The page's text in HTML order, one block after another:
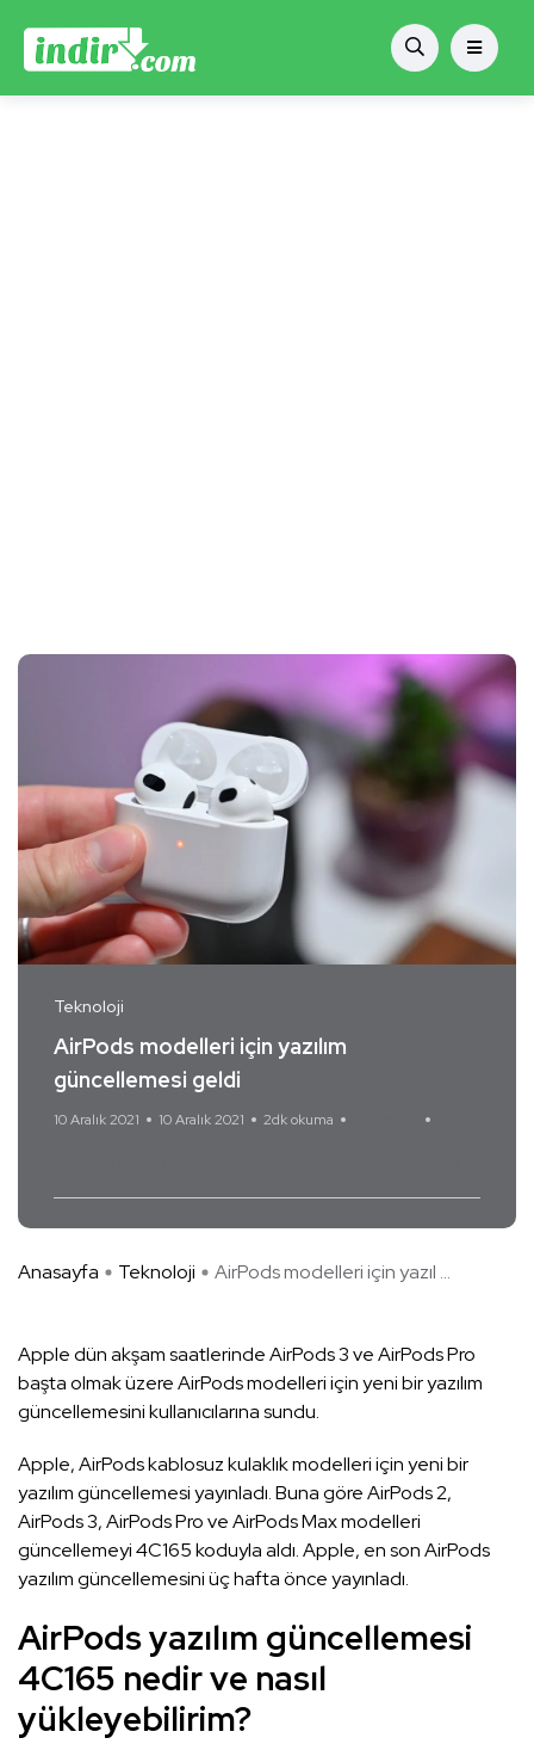
Teknoloji
AirPods modelleri için yazılım
güncellemesi geldi
10 Aralık 2021 10 Aralık 2021 2dk okuma
Anasayfa Teknoloji AirPods modelleri için yazıl ...
Apple dün akşam saatlerinde AirPods 3 ve AirPods Pro
başta olmak üzere AirPods modelleri için yeni bir yazılım
güncellemesini kullanıcılarına sundu.
Apple, AirPods kablosuz kulaklık modelleri için yeni bir
yazılım güncellemesi yayınladı. Buna göre AirPods 2,
AirPods 3, AirPods Pro ve AirPods Max modelleri
güncellemeyi 4C165 koduyla aldı. Apple, en son AirPods
yazılım güncellemesini üç hafta önce yayınladı.
AirPods yazılım güncellemesi
4C165 nedir ve nasıl
yükleyebilirim?